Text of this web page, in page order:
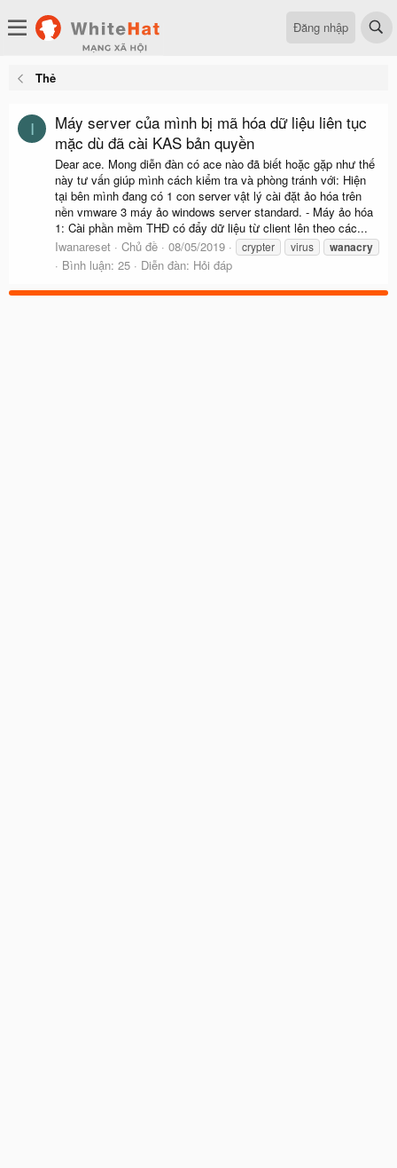
Đăng nhập
Thẻ
I
Máy server của mình bị mã hóa dữ liệu liên tục
mặc dù đã cài KAS bản quyền
Dear ace. Mong diễn đàn có ace nào đã biết hoặc gặp như thế
này tư vấn giúp mình cách kiểm tra và phòng tránh với: Hiện
tại bên mình đang có 1 con server vật lý cài đặt ảo hóa trên
nền vmware 3 máy ảo windows server standard. - Máy ảo hóa
1: Cài phần mềm THĐ có đẩy dữ liệu từ client lên theo các...
Iwanareset
Chủ đề 08/05/2019 crypter virus wanacry
Bình luận: 25 Diễn đàn: Hỏi đáp